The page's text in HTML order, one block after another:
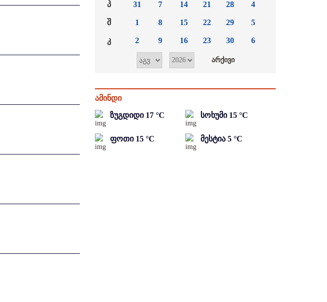
პ
შ
კ
31
1
2
7
8
9
14
15
16
21
22
23
28
29
30
4
5
6
ამინდი
ზუგდიდი 17 °C სოხუმი 15 °C
ფოთი 15 °C მესტია 5 °C